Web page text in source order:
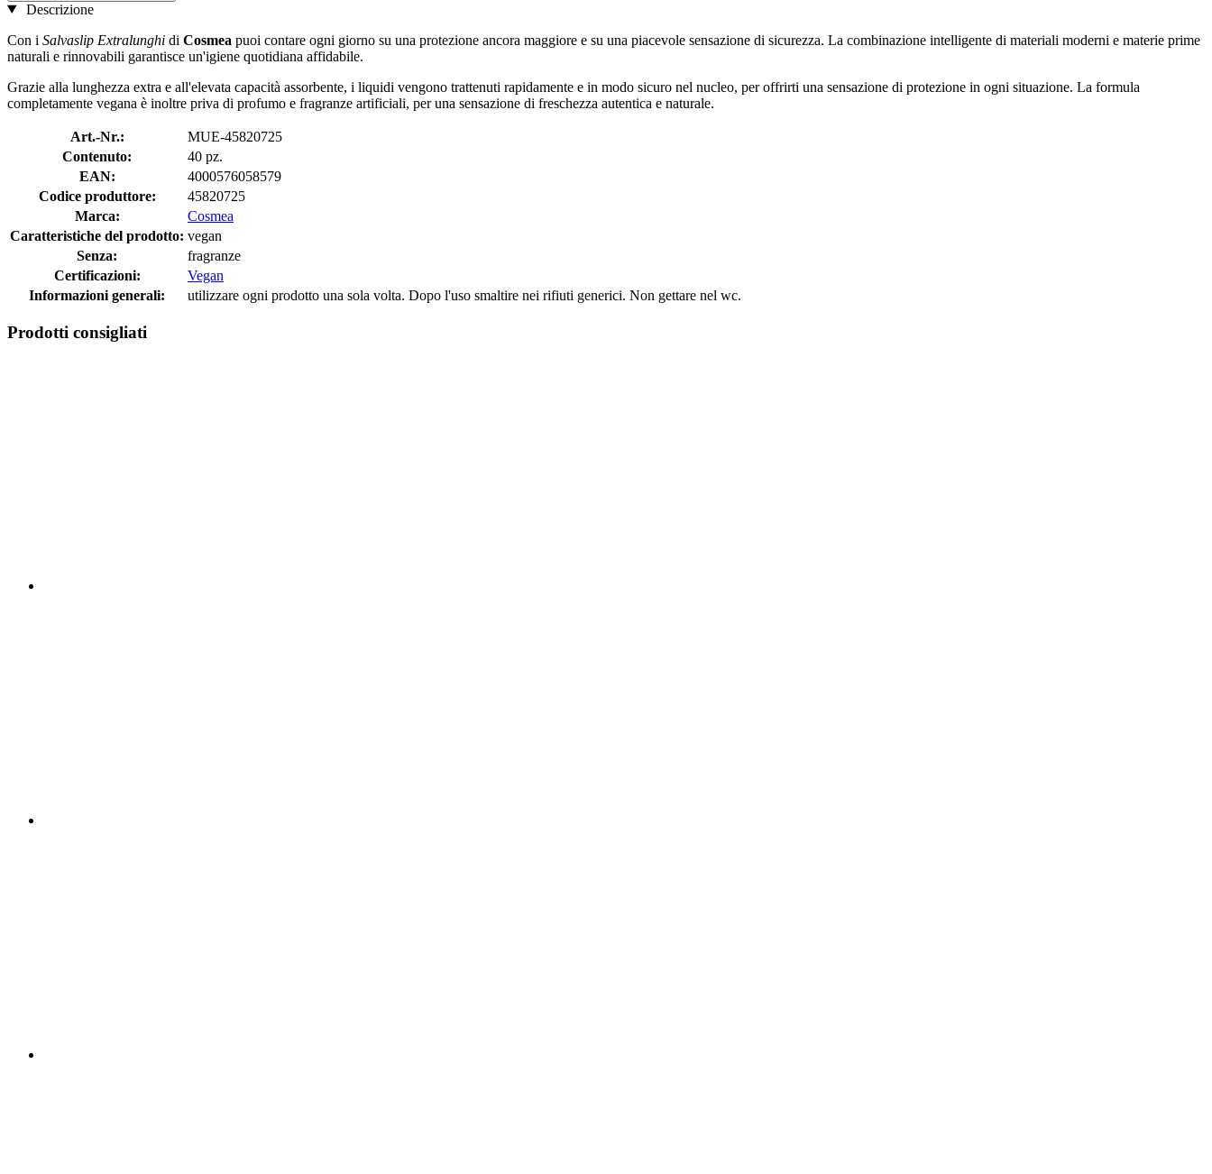
Descrizione
Con i Salvaslip Extralunghi di Cosmea puoi contare ogni giorno su una protezione ancora maggiore e su una piacevole sensazione di sicurezza. La combinazione intelligente di materiali moderni e materie prime
naturali e rinnovabili garantisce un'igiene quotidiana affidabile.
Grazie alla lunghezza extra e all'elevata capacità assorbente, i liquidi vengono trattenuti rapidamente e in modo sicuro nel nucleo, per offrirti una sensazione di protezione in ogni situazione. La formula
completamente vegana è inoltre priva di profumo e fragranze artificiali, per una sensazione di freschezza autentica e naturale.
Art.-Nr.:
MUE-45820725
Contenuto:
40 pz.
EAN:
4000576058579
Codice produttore:
45820725
Marca:
Cosmea
Caratteristiche del prodotto: vegan
Senza:
fragranze
Certificazioni:
Vegan
Informazioni generali:
utilizzare ogni prodotto una sola volta. Dopo l'uso smaltire nei rifiuti generici. Non gettare nel wc.
Prodotti consigliati